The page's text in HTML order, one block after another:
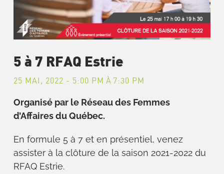
5 à 7 RFAQ Estrie
25 MAI, 2022 - 5:00 PM À 7:30 PM
Organisé par le Réseau des Femmes
d’Affaires du Québec.
En formule 5 à 7 et en présentiel, venez
assister à la clôture de la saison 2021-2022 du
RFAQ Estrie.